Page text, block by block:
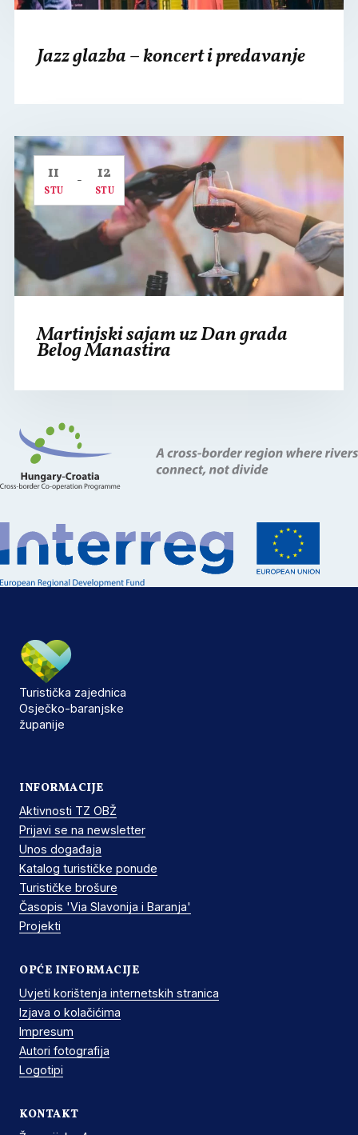
Jazz glazba – koncert i predavanje
11
STU
- 12
STU
Martinjski sajam uz Dan grada
Belog Manastira
Turistička zajednica
Osječko-baranjske
županije
INFORMACIJE
Aktivnosti TZ OBŽ
Prijavi se na newsletter
Unos događaja
Katalog turističke ponude
Turističke brošure
Časopis 'Via Slavonija i Baranja'
Projekti
OPĆE INFORMACIJE
Uvjeti korištenja internetskih stranica
Izjava o kolačićima
Impresum
Autori fotografija
Logotipi
KONTAKT